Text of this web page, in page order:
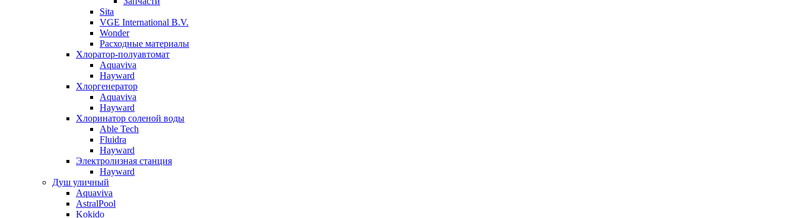
Sita
VGE International B.V.
Wonder
Расходные материалы
Хлоратор-полуавтомат
Aquaviva
Hayward
Хлоргенератор
Aquaviva
Hayward
Хлоринатор соленой воды
Able Tech
Fluidra
Hayward
Электролизная станция
Hayward
Душ уличный
Aquaviva
AstralPool
Kokido